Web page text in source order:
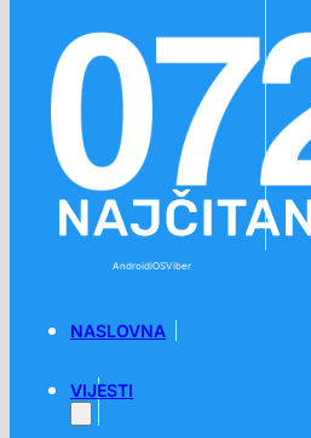
AndroidiOSViber
NASLOVNA
VIJESTI